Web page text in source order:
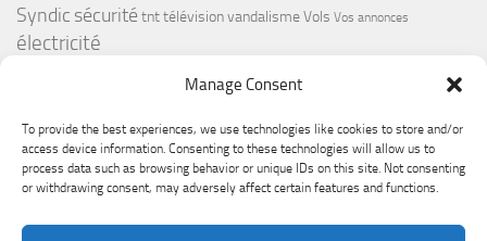
Manage Consent
To provide the best experiences, we use technologies like cookies to store and/or
access device information. Consenting to these technologies will allow us to
process data such as browsing behavior or unique IDs on this site. Not consenting
or withdrawing consent, may adversely affect certain features and functions.
Syndic sécurité tnttélévisionvandalismeVols Vos annonces
électricité